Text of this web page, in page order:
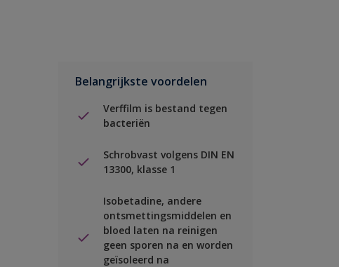
Belangrijkste voordelen
Verffilm is bestand tegen
bacteriën
Schrobvast volgens DIN EN
13300, klasse 1
Isobetadine, andere
ontsmettingsmiddelen en
bloed laten na reinigen
geen sporen na en worden
geïsoleerd na